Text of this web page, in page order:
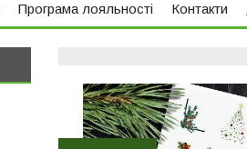
Програма лояльності Контакти